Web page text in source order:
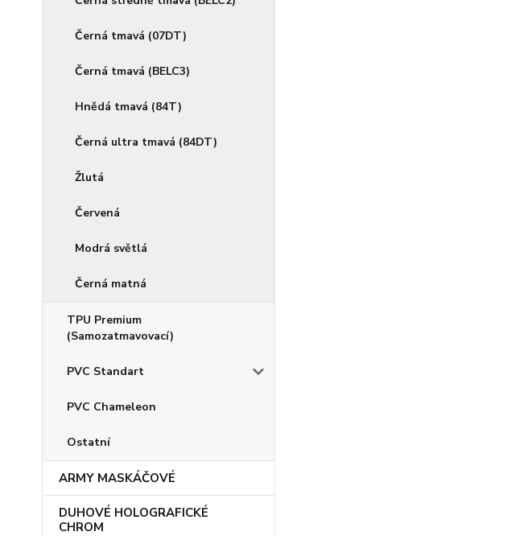
Černá tmavá (07DT)
Černá tmavá (BELC3)
Hnědá tmavá (84T)
Černá ultra tmavá (84DT)
Žlutá
Červená
Modrá světlá
Černá matná
TPU Premium
(Samozatmavovací)
PVC Standart
PVC Chameleon
Ostatní
ARMY MASKÁČOVÉ
DUHOVÉ HOLOGRAFICKÉ
CHROM